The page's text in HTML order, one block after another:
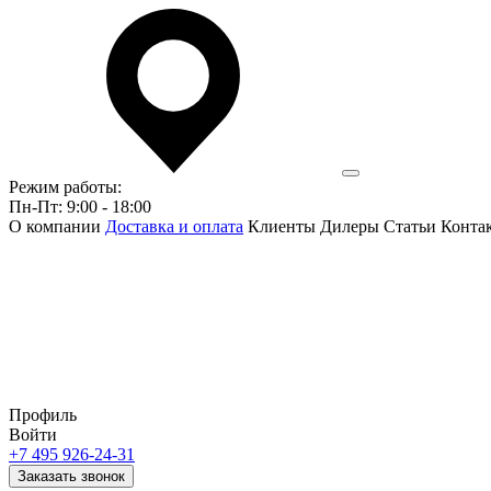
Режим работы:
Пн-Пт: 9:00 - 18:00
О компании Доставка и оплата Клиенты Дилеры Статьи
Профиль
Войти
+7 495 926-24-31
Заказать звонок